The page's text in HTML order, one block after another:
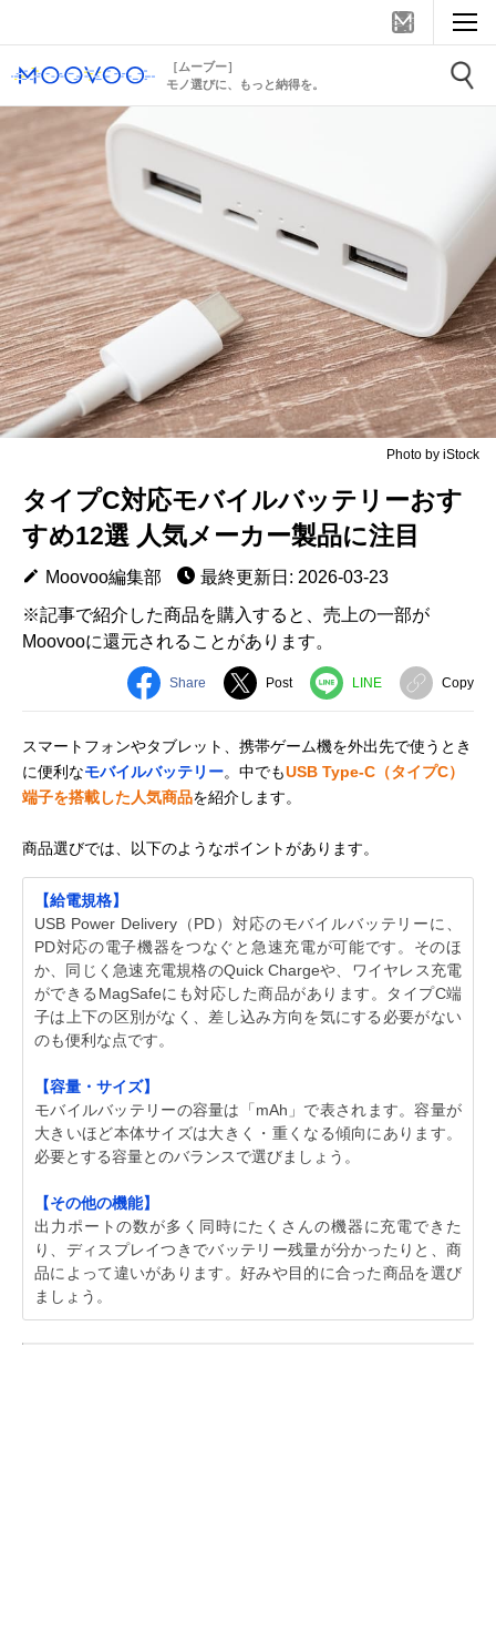
［ムーブー］
モノ選びに、もっと納得を。
Photo by iStock
タイプC対応モバイルバッテリーおす
すめ12選 人気メーカー製品に注目
Moovoo編集部
最終更新日: 2026-03-23
※記事で紹介した商品を購入すると、売上の一部が
Moovooに還元されることがあります。
Share Post LINE Copy
スマートフォンやタブレット、携帯ゲーム機を外出先で使うとき
に便利なモバイルバッテリー。中でもUSB Type-C（タイプC）
端子を搭載した人気商品を紹介します。
商品選びでは、以下のようなポイントがあります。
【給電規格】
USB Power Delivery（PD）対応のモバイルバッテリーに、
PD対応の電子機器をつなぐと急速充電が可能です。そのほ
か、同じく急速充電規格のQuick Chargeや、ワイヤレス充電
ができるMagSafeにも対応した商品があります。タイプC端
子は上下の区別がなく、差し込み方向を気にする必要がない
のも便利な点です。
【容量・サイズ】
モバイルバッテリーの容量は「mAh」で表されます。容量が
大きいほど本体サイズは大きく・重くなる傾向にあります。
必要とする容量とのバランスで選びましょう。
【その他の機能】
出力ポートの数が多く同時にたくさんの機器に充電できた
り、ディスプレイつきでバッテリー残量が分かったりと、商
品によって違いがあります。好みや目的に合った商品を選び
ましょう。